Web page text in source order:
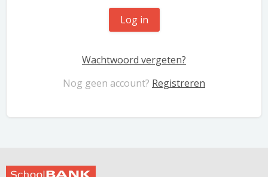
Log in
Wachtwoord vergeten?
Nog geen account? Registreren